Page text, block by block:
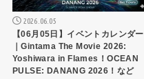
2026.06.05
【06月05日】イベントカレンダー
｜Gintama The Movie 2026:
Yoshiwara in Flames！OCEAN
PULSE: DANANG 2026！など